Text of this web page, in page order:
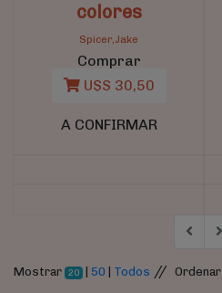
colores
Spicer,Jake
Comprar
U$S 30,50
A CONFIRMAR
Mostrar 20 | 50 Todos // Ordenar